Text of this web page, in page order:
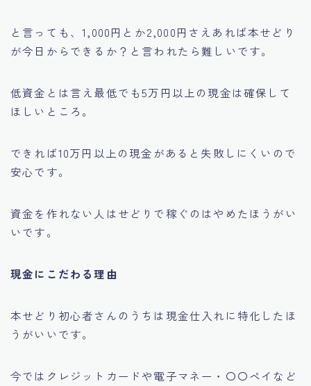
と言っても、1,000円とか2,000円さえあれば本せどり
が今日からできるか？と言われたら難しいです。
低資金とは言え最低でも5万円以上の現金は確保して
ほしいところ。
できれば10万円以上の現金があると失敗しにくいので
安心です。
資金を作れない人はせどりで稼ぐのはやめたほうがい
いです。
現金にこだわる理由
本せどり初心者さんのうちは現金仕入れに特化したほ
うがいいです。
今ではクレジットカードや電子マネー・〇〇ペイなど